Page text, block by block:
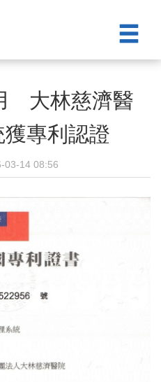
大林慈濟醫
專利認證
03-14 08:56